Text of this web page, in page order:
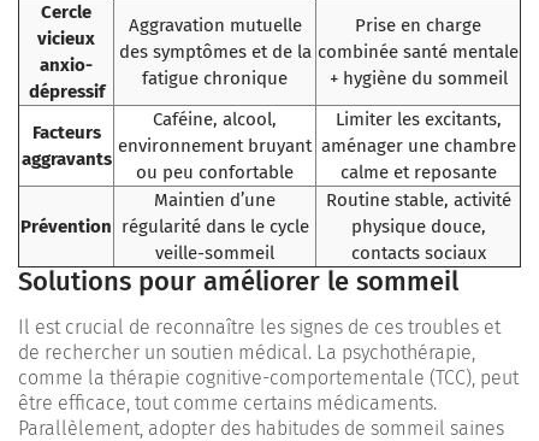
Cercle
vicieux
anxio-
dépressif
Aggravation mutuelle
des symptômes et de la
fatigue chronique
Prise en charge
combinée santé mentale
+ hygiène du sommeil
Facteurs
aggravants
Caféine, alcool,
environnement bruyant
ou peu confortable
Limiter les excitants,
aménager une chambre
calme et reposante
Prévention
Maintien d’une
régularité dans le cycle
veille-sommeil
Routine stable, activité
physique douce,
contacts sociaux
Solutions pour améliorer le sommeil
Il est crucial de reconnaître les signes de ces troubles et
de rechercher un soutien médical. La psychothérapie,
comme la thérapie cognitive-comportementale (TCC), peut
être efficace, tout comme certains médicaments.
Parallèlement, adopter des habitudes de sommeil saines